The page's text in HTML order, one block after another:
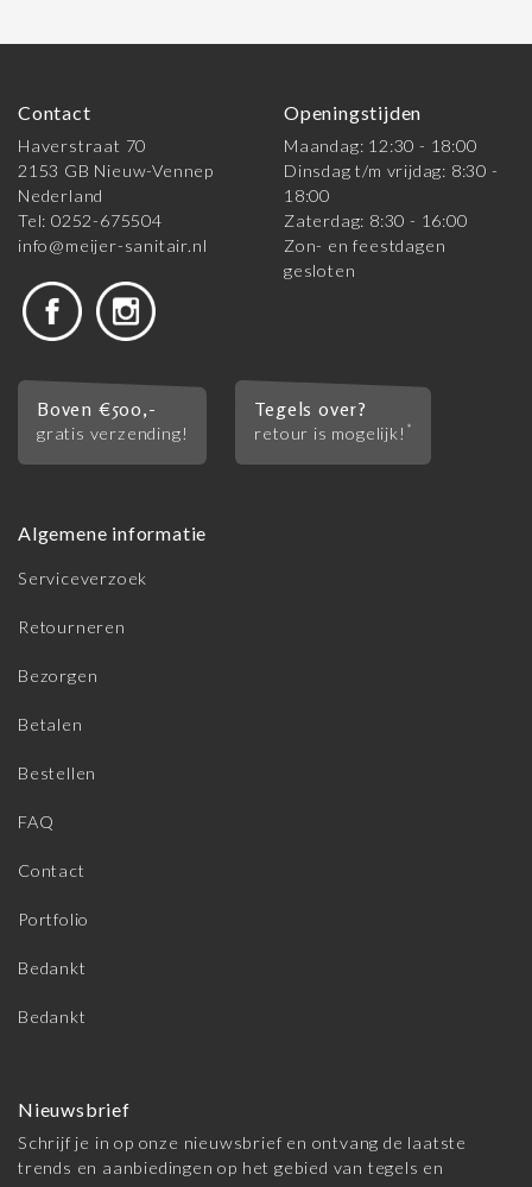
Contact
Haverstraat 70
2153 GB Nieuw-Vennep
Nederland
Tel: 0252-675504
info@meijer-sanitair.nl
Openingstijden
Maandag: 12:30 - 18:00
Dinsdag t/m vrijdag: 8:30 -
18:00
Zaterdag: 8:30 - 16:00
Zon- en feestdagen
gesloten
Boven €500,-
gratis verzending!
Tegels over?
retour is mogelijk! *
Algemene informatie
Serviceverzoek
Retourneren
Bezorgen
Betalen
Bestellen
FAQ
Contact
Portfolio
Bedankt
Bedankt
Nieuwsbrief
Schrijf je in op onze nieuwsbrief en ontvang de laatste
trends en aanbiedingen op het gebied van tegels en